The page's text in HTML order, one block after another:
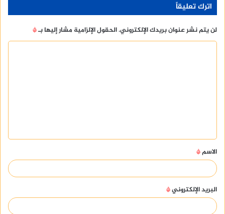
اترك تعليقاً
لن يتم نشر عنوان بريدك الإلكتروني.الحقول الإلزامية مشار إليها بـ*
ق
*
الاسم*
البريد الإلكتروني*